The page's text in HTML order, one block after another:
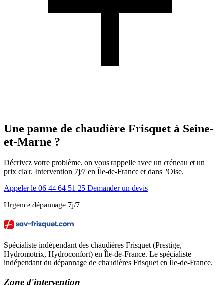
Une panne de chaudière Frisquet à Seine-
et-Marne ?
Décrivez votre problème, on vous rappelle avec un créneau et un
prix clair. Intervention 7j/7 en Île-de-France et dans l'Oise.
Appeler le 06 44 64 51 25 Demander un devis
Urgence dépannage 7j/7
Spécialiste indépendant des chaudières Frisquet (Prestige,
Hydromotrix, Hydroconfort) en Île-de-France. Le spécialiste
indépendant du dépannage de chaudières Frisquet en Île-de-France.
Zone d'intervention